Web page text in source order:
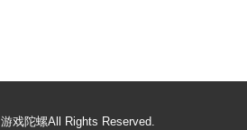
游戏陀螺All Rights Reserved.